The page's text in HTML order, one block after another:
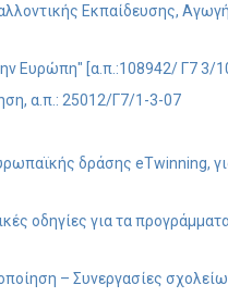
Εκπαίδευσης,
Ευρώπη" [α.π.:108942/ Γ7 3/
α.π.: 25012/Γ7/1-3-07
δράσης eTwinning,
οδηγίες για τα
– Συνεργασίες